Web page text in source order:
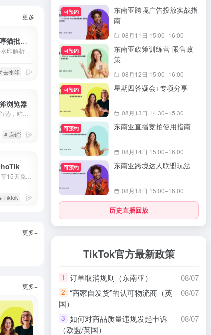
更多+
量下载去水印
哼哼猫短视频去水印解析下载工具,支持解析抖音、快手、火山、西瓜、小红书、美拍、淘宝、QQ看点等上百个平台的视频,提取出来的视频无水印,可以免费、快速、方便地将视频去水印保存到手机相册、电脑本地,除了单个视频提取,还支持一键批量去水印提取作者所有视频.
去水印 # 快手视频下载 # 快手视频去水印
浏览器
Tiktok运营店铺首选，站斧浏览器专注解决Amazon、Wish、eBay、Shopee、Lazada等跨境电商账号安全管理问题。为电商卖家提供专业的店铺安全提速运营方案，支持定制化提供服务,利用专业技术团队让跨境更安全高效。
# 店铺运营 # 指纹浏览器 # 跨境电商
代理
Tiktok # 数据分析 # 智能选品
更多+
更多+
可预约
东南亚跨境广告投放实战指
南
08月11日 15:00–16:00
可预约
东南亚政策训练营-限售政
策
08月12日 15:00–16:00
可预约 星期四答疑会+专项分享
08月13日 14:30–15:30
可预约 东南亚直播竞拍使用指南
08月14日 15:00–16:00
可预约 东南亚跨境达人联盟玩法
08月18日 15:00–16:00
历史直播回放
TikTok官方最新政策
1 订单取消规则（东南亚） 08/07
2 “商家自发货”的认可物流商（英
国）
08/07
3 如何对商品质量违规发起申诉
（欧盟/英国）
08/07